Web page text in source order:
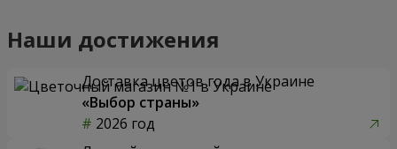
Наши достижения
Доставка цветов года в Украине
«Выбор страны»
2026 год